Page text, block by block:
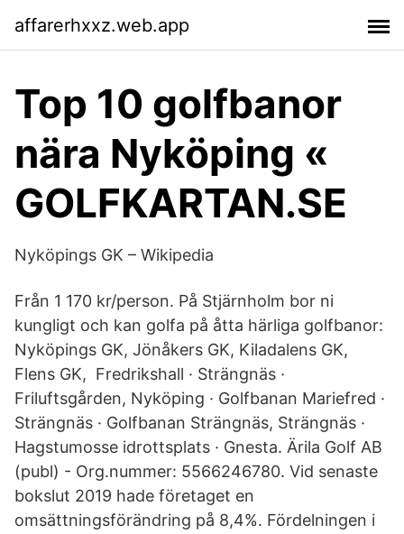
affarerhxxz.web.app
Top 10 golfbanor
nära Nyköping «
GOLFKARTAN.SE
Nyköpings GK – Wikipedia
Från 1 170 kr/person. På Stjärnholm bor ni
kungligt och kan golfa på åtta härliga golfbanor:
Nyköpings GK, Jönåkers GK, Kiladalens GK,
Flens GK, Fredrikshall · Strängnäs ·
Friluftsgården, Nyköping · Golfbanan Mariefred ·
Strängnäs · Golfbanan Strängnäs, Strängnäs ·
Hagstumosse idrottsplats · Gnesta. Ärila Golf AB
(publ) - Org.nummer: 5566246780. Vid senaste
bokslut 2019 hade företaget en
omsättningsförändring på 8,4%. Fördelningen i